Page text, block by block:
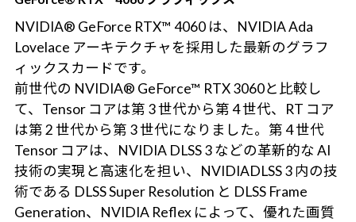
NVIDIA® GeForce RTX™ 4060 は、NVIDIA Ada
Lovelace アーキテクチャを採用した最新のグラフ
ィックスカードです。
前世代の NVIDIA® GeForce™ RTX 3060と比較し
て、Tensor コアは第 3 世代から第 4 世代、RT コア
は第 2 世代から第 3 世代になりました。第 4 世代
Tensor コアは、NVIDIA DLSS 3 などの革新的な AI
技術の実現と高速化を担い、NVIDIADLSS 3 内の技
術である DLSS Super Resolution と DLSS Frame
Generation、NVIDIA Reflex によって、優れた画質